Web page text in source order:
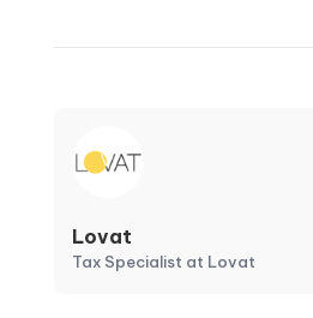
Lovat
Tax Specialist at Lovat